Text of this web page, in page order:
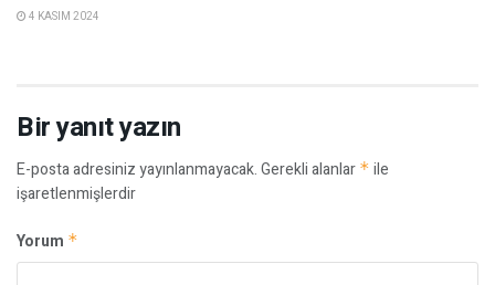
4 KASIM 2024
Bir yanıt yazın
E-posta adresiniz yayınlanmayacak.Gerekli alanlar * ile
işaretlenmişlerdir
Yorum *